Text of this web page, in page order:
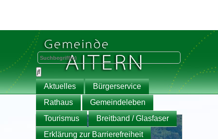
Aktuelles
Bürgerservice
Rathaus
Gemeindeleben
Tourismus
Breitband / Glasfaser
Erklärung zur Barrierefreiheit